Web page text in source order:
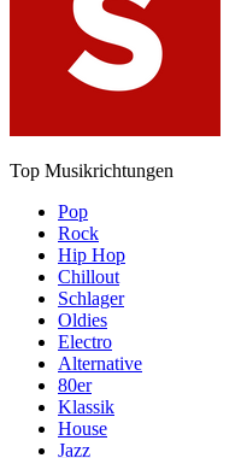
Top Musikrichtungen
Pop
Rock
Hip Hop
Chillout
Schlager
Oldies
Electro
Alternative
80er
Klassik
House
Jazz